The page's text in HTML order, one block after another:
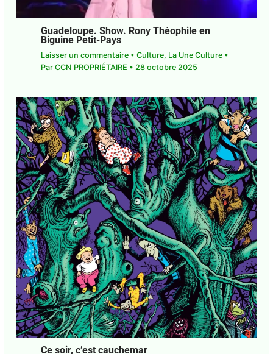
Guadeloupe. Show. Rony Théophile en
Biguine Petit-Pays
Laisser un commentaire • Culture,La Une Culture
Ce soir, c’est cauchemar